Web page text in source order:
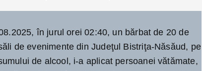
în jurul orei 02:40, un bărbat de 20 de
de evenimente din Judeţul Bistriţa-Năsăud, pe
de alcool, i-a aplicat persoanei vătămate,